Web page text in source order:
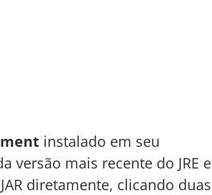
instalado em seu
versão mais recente do JRE e
diretamente, clicando duas